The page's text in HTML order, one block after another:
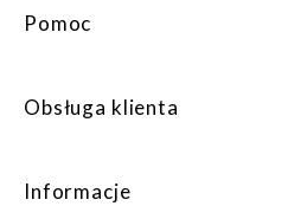
Pomoc
Obsługa klienta
Informacje